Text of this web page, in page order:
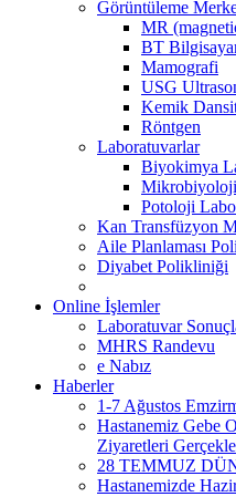
Görüntüleme
MR
BT
Mamografi
USG
Kemik
Röntgen
Laboratuvarlar
Biyokimya
Mikrobiyoloji
Potoloji
Kan Transfüzyon
Aile Planlaması
Diyabet Polikliniği
Online İşlemler
Laboratuvar
MHRS Randevu
e Nabız
Haberler
1-7 Ağustos
Hastanemiz Gebe
Ziyaretleri
28 TEMMUZ
Hastanemizde